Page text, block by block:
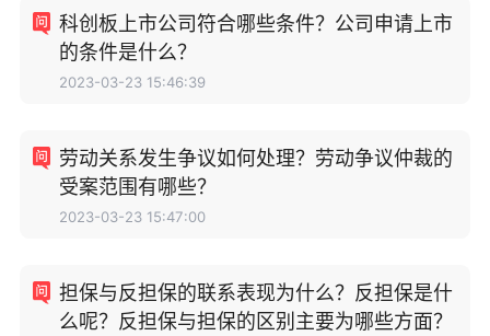
科创板上市公司符合哪些条件？公司申请上市
的条件是什么？
2023-03-23 15:46:39
劳动关系发生争议如何处理？劳动争议仲裁的
受案范围有哪些？
2023-03-23 15:47:00
担保与反担保的联系表现为什么？反担保是什
么呢？反担保与担保的区别主要为哪些方面？